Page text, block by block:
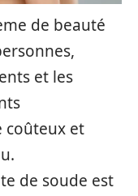
de beauté
et les
coûteux et
de soude est